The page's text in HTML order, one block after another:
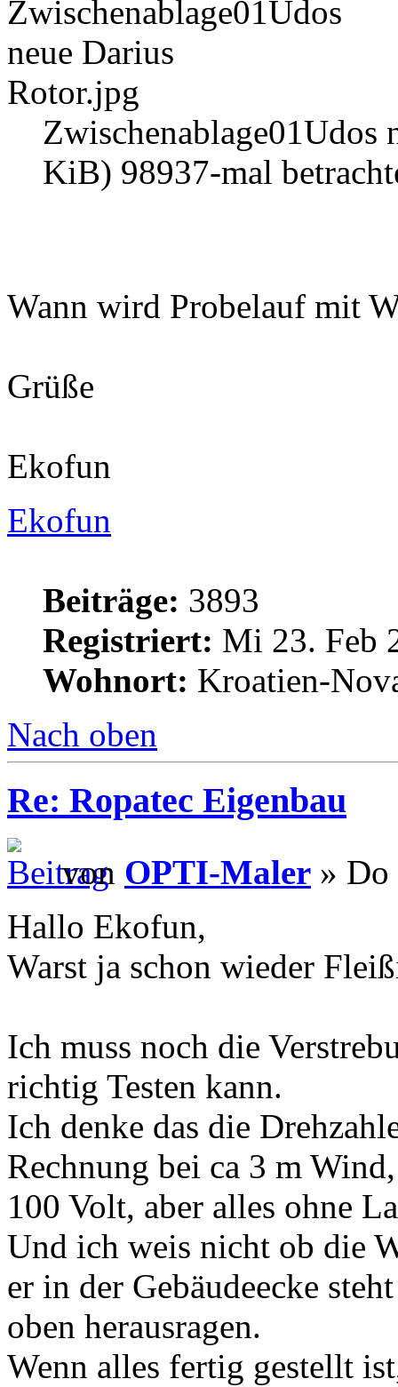
Zwischenablage01Udos
KiB) 98937-mal
Wann wird Probelauf mit
Grüße
Ekofun
Ekofun
Beiträge: 3893
Registriert: Mi 23. Feb
Wohnort: Kroatien-
Nach oben
Re: Ropatec Eigenbau
von OPTI-Maler » Do
Hallo Ekofun,
Warst ja schon wieder
Ich muss noch die
richtig Testen kann.
Ich denke das die
Rechnung bei ca 3 m
100 Volt, aber alles ohne
Und ich weis nicht ob die
er in der Gebäudeecke
oben herausragen.
Wenn alles fertig gestellt